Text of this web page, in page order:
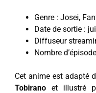
Genre : Josei,
Date de sortie :
Diffuseur
Nombre
Cet anime est adapté
Tobirano et illustré